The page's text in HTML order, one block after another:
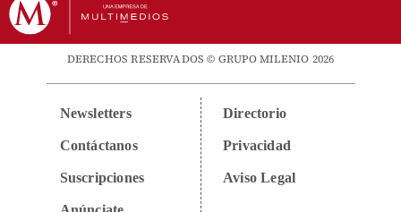
DERECHOS RESERVADOS © GRUPO MILENIO 2026
Newsletters
Contáctanos
Suscripciones
Directorio
Privacidad
Aviso Legal